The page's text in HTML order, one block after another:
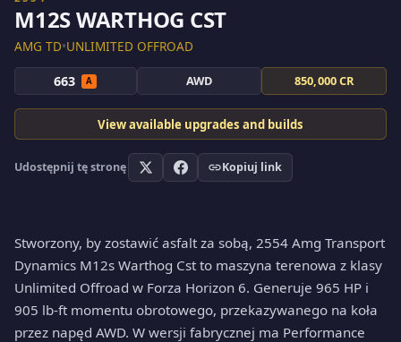
M12S WARTHOG CST
AMG TD•UNLIMITED OFFROAD
663 A AWD 850,000 CR
View available upgrades and builds
Udostępnij tę stronę Kopiuj link
Stworzony, by zostawić asfalt za sobą, 2554 Amg Transport
Dynamics M12s Warthog Cst to maszyna terenowa z klasy
Unlimited Offroad w Forza Horizon 6. Generuje 965 HP i
905 lb-ft momentu obrotowego, przekazywanego na koła
przez napęd AWD. W wersji fabrycznej ma Performance